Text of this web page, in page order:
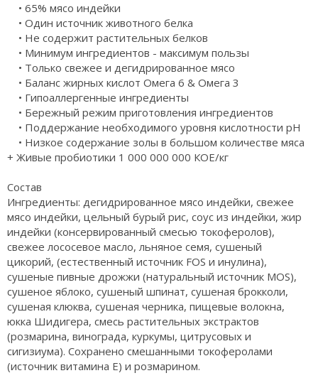
• 65% мясо индейки
• Один источник животного белка
• Не содержит растительных белков
• Минимум ингредиентов - максимум пользы
• Только свежее и дегидрированное мясо
• Баланс жирных кислот Омега 6 & Омега 3
• Гипоаллергенные ингредиенты
• Бережный режим приготовления ингредиентов
• Поддержание необходимого уровня кислотности рН
• Низкое содержание золы в большом количестве мяса
+ Живые пробиотики 1 000 000 000 КОЕ/кг
Состав
Ингредиенты: дегидрированное мясо индейки, свежее
мясо индейки, цельный бурый рис, соус из индейки, жир
индейки (консервированный смесью токоферолов),
свежее лососевое масло, льняное семя, сушеный
цикорий, (естественный источник FOS и инулина),
сушеные пивные дрожжи (натуральный источник MOS),
сушеное яблоко, сушеный шпинат, сушеная брокколи,
сушеная клюква, сушеная черника, пищевые волокна,
юкка Шидигера, смесь растительных экстрактов
(розмарина, винограда, куркумы, цитрусовых и
сигизиума). Сохранено смешанными токоферолами
(источник витамина Е) и розмарином.